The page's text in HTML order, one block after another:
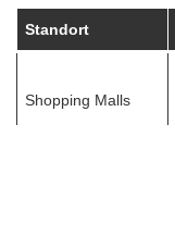
Standort
Shopping Malls